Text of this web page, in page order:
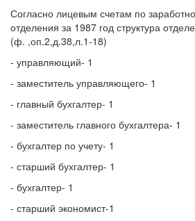
Согласно лицевым счетам по
отделения за 1987 год структура
(ф. ,оп.2,д.38,л.1-18)
- управляющий- 1
- заместитель управляющего- 1
- главный бухгалтер- 1
- заместитель главного бухгалтера- 1
- бухгалтер по учету- 1
- старший бухгалтер- 1
- бухгалтер- 1
- старший экономист-1